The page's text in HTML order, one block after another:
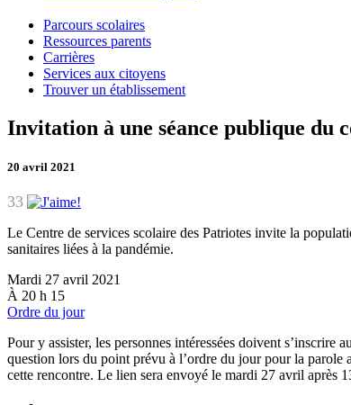
Parcours scolaires
Ressources parents
Carrières
Services aux citoyens
Trouver un établissement
Invitation à une séance publique du
20 avril 2021
33
Le Centre de services scolaire des Patriotes invite la
sanitaires liées à la pandémie.
Mardi 27 avril 2021
À 20 h 15
Ordre du jour
Pour y assister, les personnes intéressées doivent s’inscrire
question lors du point prévu à l’ordre du jour pour la
cette rencontre. Le lien sera envoyé le mardi 27 avril après